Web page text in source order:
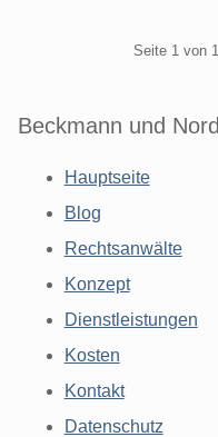
Seite 1 von
Beckmann und
Hauptseite
Blog
Rechtsanwälte
Konzept
Dienstleistungen
Kosten
Kontakt
Datenschutz